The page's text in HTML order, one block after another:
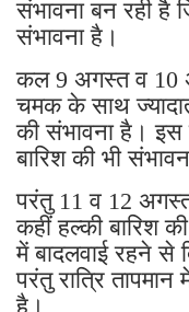
संभावना बन रही
संभावना है।
कल 9 अगस्त व 10
चमक के साथ
की संभावना है।
बारिश की भी
परंतु 11 व 12
कहीं हल्की बारिश
में बादलवाई रहने से
परंतु रात्रि तापमान
है।